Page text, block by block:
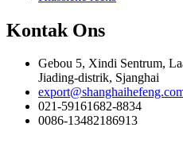
Kontak Ons
Gebou 5, Xindi Sentrum,
Jiading-distrik, Sjanghai
021-59161682-8834
0086-13482186913